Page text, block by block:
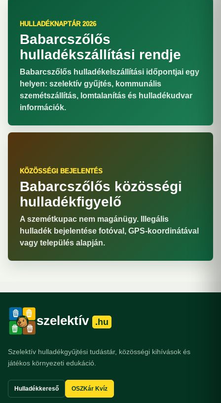
HULLADÉKNAPTÁR 2026
Babarcszőlős
hulladékszállítási rendje
Babarcszőlős hulladékelszállítási időpontjai egy
helyen: szelektív gyűjtés, kommunális
szemétszállítás, lomtalanítás és hulladékudvar
információk.
KÖZÖSSÉGI BEJELENTÉS
Babarcszőlős közösségi
hulladékfigyelő
A szemétkupac nem magánügy. Illegális
hulladék bejelentése fotóval, GPS-koordinátával
vagy település alapján.
szelektív .hu
Szelektív hulladékgyűjtési tudástár, közösségi kihívások és
játékos környezeti edukáció.
Hulladékkereső OSZKár Kvíz